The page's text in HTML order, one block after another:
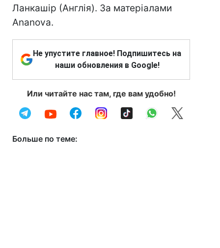
Ланкашір (Англія). За матеріалами
Ananova.
Не упустите главное! Подпишитесь на
наши обновления в Google!
Или читайте нас там, где вам удобно!
Больше по теме: